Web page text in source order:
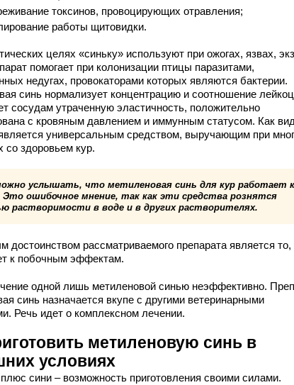
токсинов, провоцирующих отравления;
работы щитовидки.
целях «синьку» используют при ожогах, язвах,
помогает при колонизации птицы паразитами,
недугах, провокаторами которых являются бактерии.
синь нормализует концентрацию и соотношение
сосудам утраченную эластичность, положительно
с кровяным давлением и иммунным статусом. Как
универсальным средством, выручающим при
со здоровьем кур.
услышать, что метиленовая синь для кур работает
Это ошибочное мнение, так как эти средства рознятся
растворимости в воде и в других растворителях.
достоинством рассматриваемого препарата является то,
к побочным эффектам.
одной лишь метиленовой синью неэффективно.
синь назначается вкупе с другими ветеринарными
Речь идет о комплексном лечении.
метиленовую синь в
условиях
сини – возможность приготовления своими силами.